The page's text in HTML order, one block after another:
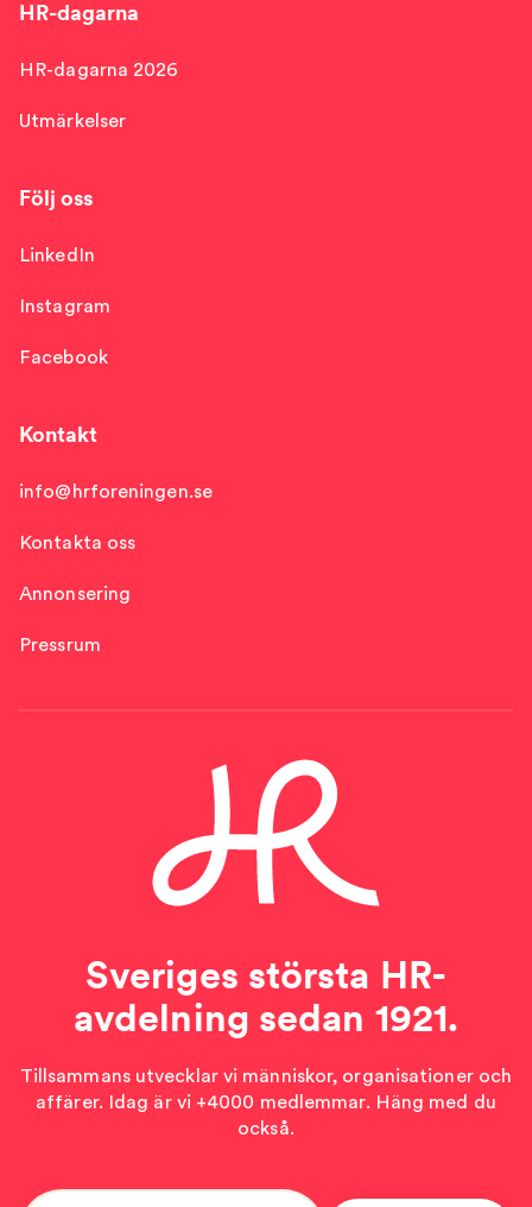
HR-dagarna
HR-dagarna 2026
Utmärkelser
Följ oss
LinkedIn
Instagram
Facebook
Kontakt
info@hrforeningen.se
Kontakta oss
Annonsering
Pressrum
Sveriges största HR-
avdelning sedan 1921.
Tillsammans utvecklar vi människor, organisationer och
affärer. Idag är vi +4000 medlemmar. Häng med du
också.